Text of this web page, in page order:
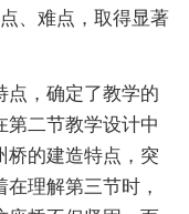
、难点，取得显著
，确定了教学的
第二节教学设计中
桥的建造特点，突
理解第三节时，